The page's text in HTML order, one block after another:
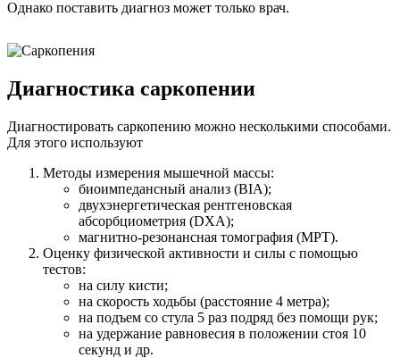
Однако поставить диагноз может только врач.
Диагностика саркопении
Диагностировать саркопению можно несколькими способами.
Для этого используют
Методы измерения мышечной массы:
биоимпедансный анализ (BIA);
двухэнергетическая рентгеновская
абсорбциометрия (DXA);
магнитно-резонансная томография (МРТ).
Оценку физической активности и силы с помощью
тестов:
на силу кисти;
на скорость ходьбы (расстояние 4 метра);
на подъем со стула 5 раз подряд без помощи рук;
на удержание равновесия в положении стоя 10
секунд и др.